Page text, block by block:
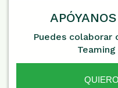
Puedes colaborar